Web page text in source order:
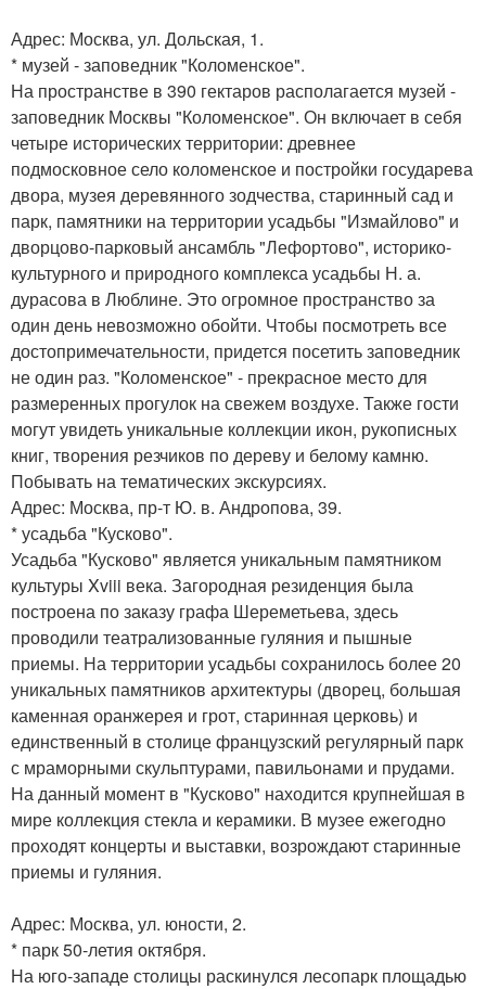
Адрес: Москва, ул. Дольская, 1.
* музей - заповедник "Коломенское".
На пространстве в 390 гектаров располагается музей -
заповедник Москвы "Коломенское". Он включает в себя
четыре исторических территории: древнее
подмосковное село коломенское и постройки государева
двора, музея деревянного зодчества, старинный сад и
парк, памятники на территории усадьбы "Измайлово" и
дворцово-парковый ансамбль "Лефортово", историко-
культурного и природного комплекса усадьбы Н. а.
дурасова в Люблине. Это огромное пространство за
один день невозможно обойти. Чтобы посмотреть все
достопримечательности, придется посетить заповедник
не один раз. "Коломенское" - прекрасное место для
размеренных прогулок на свежем воздухе. Также гости
могут увидеть уникальные коллекции икон, рукописных
книг, творения резчиков по дереву и белому камню.
Побывать на тематических экскурсиях.
Адрес: Москва, пр-т Ю. в. Андропова, 39.
* усадьба "Кусково".
Усадьба "Кусково" является уникальным памятником
культуры Xviii века. Загородная резиденция была
построена по заказу графа Шереметьева, здесь
проводили театрализованные гуляния и пышные
приемы. На территории усадьбы сохранилось более 20
уникальных памятников архитектуры (дворец, большая
каменная оранжерея и грот, старинная церковь) и
единственный в столице французский регулярный парк
с мраморными скульптурами, павильонами и прудами.
На данный момент в "Кусково" находится крупнейшая в
мире коллекция стекла и керамики. В музее ежегодно
проходят концерты и выставки, возрождают старинные
приемы и гуляния.
Адрес: Москва, ул. юности, 2.
* парк 50-летия октября.
На юго-западе столицы раскинулся лесопарк площадью